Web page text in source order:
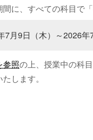
間に、すべての科目で
7月9日（木）～2026年
参照の上、授業中の科
します。